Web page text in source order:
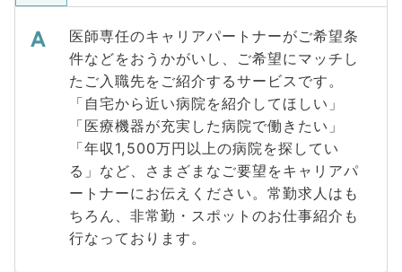
医師専任のキャリアパートナーがご希望条
件などをおうかがいし、ご希望にマッチし
たご入職先をご紹介するサービスです。
「自宅から近い病院を紹介してほしい」
「医療機器が充実した病院で働きたい」
「年収1,500万円以上の病院を探してい
る」など、さまざまなご要望をキャリアパ
ートナーにお伝えください。常勤求人はも
ちろん、非常勤・スポットのお仕事紹介も
行なっております。